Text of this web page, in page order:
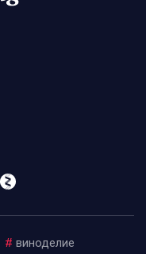
# виноделие